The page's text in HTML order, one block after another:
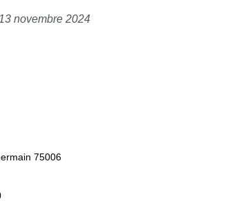
novembre 2024
75006